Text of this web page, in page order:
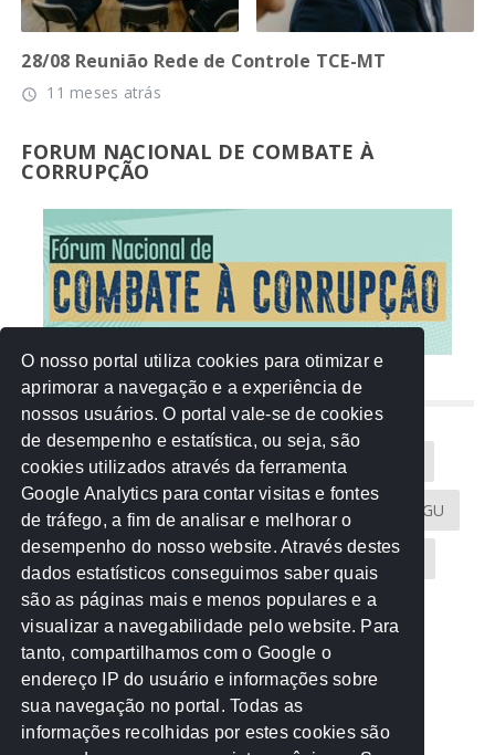
28/08 Reunião Rede de Controle TCE-MT
access_time 11 meses atrás
FORUM NACIONAL DE COMBATE À
CORRUPÇÃO
NUVEM DE TAGS
Acontece na Rede AGU AMM
Atricon Audicom CAU-MT CGU
CREA-MT Eventos MPC-MT MPE-MT
MPF Notícias PF PGE-MT PGR
Receita Federal Sem categoria
TCE-MT TCU TRE
O nosso portal utiliza cookies para otimizar e
aprimorar a navegação e a experiência de
nossos usuários. O portal vale-se de cookies
de desempenho e estatística, ou seja, são
cookies utilizados através da ferramenta
Google Analytics para contar visitas e fontes
de tráfego, a fim de analisar e melhorar o
desempenho do nosso website. Através destes
dados estatísticos conseguimos saber quais
são as páginas mais e menos populares e a
visualizar a navegabilidade pelo website. Para
tanto, compartilhamos com o Google o
endereço IP do usuário e informações sobre
sua navegação no portal. Todas as
informações recolhidas por estes cookies são